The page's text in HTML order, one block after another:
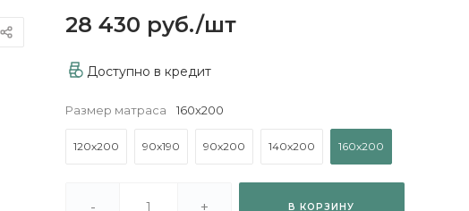
28 430 руб./шт
Доступно в кредит
Размер матраса 160х200
120х200 90х190 90х200 140х200 160х200
- + В КОРЗИНУ